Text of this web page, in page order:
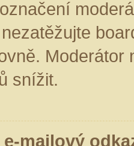
Moderátor
snížit.
mailový